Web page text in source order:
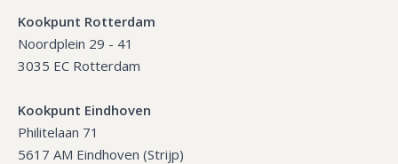
Kookpunt Rotterdam
Noordplein 29 - 41
3035 EC Rotterdam
Kookpunt Eindhoven
Philitelaan 71
5617 AM Eindhoven (Strijp)